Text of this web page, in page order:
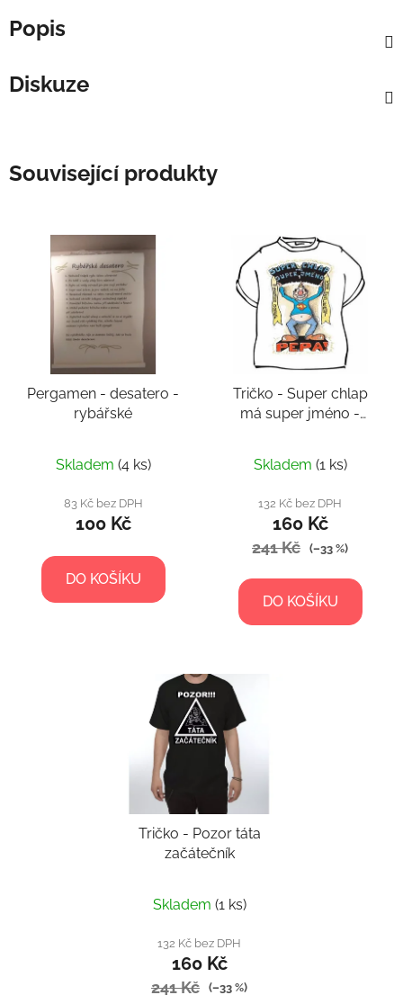
Popis
Diskuze
Související produkty
Pergamen - desatero -
rybářské
Skladem (4 ks)
83 Kč bez DPH
100 Kč
DO KOŠÍKU
Tričko - Super chlap
má super jméno -
Skladem (1 ks)
132 Kč bez DPH
160 Kč
241 Kč (–33 %)
DO KOŠÍKU
Tričko - Pozor táta
začátečník
Skladem (1 ks)
132 Kč bez DPH
160 Kč
241 Kč (–33 %)